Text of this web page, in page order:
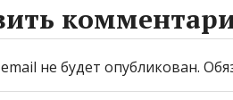
не будет опубликован.